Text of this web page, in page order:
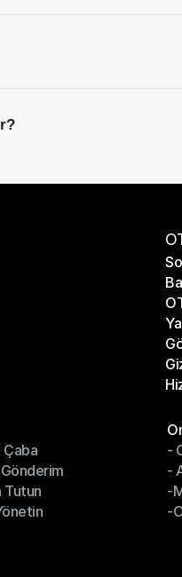
Çaba
Çaba
Tutun
Tutun
-
-
-
-
-
-
-